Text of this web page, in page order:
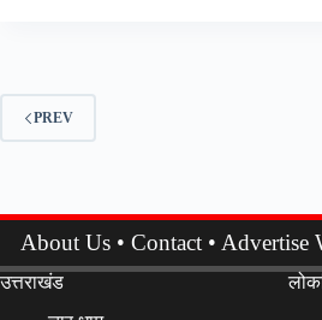
जिले
में
की
संभावना,
PREV
About Us • Contact • Advertise
उत्तराखंड